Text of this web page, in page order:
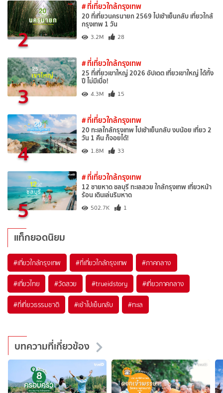
2
# ที่เที่ยวใกล้กรุงเทพ
20 ที่เที่ยวนครนายก 2569 ไปเช้าเย็นกลับ เที่ยวใกล้
กรุงเทพ 1 วัน
3.2M 28
3
# ที่เที่ยวใกล้กรุงเทพ
25 ที่เที่ยวเขาใหญ่ 2026 อัปเดต เที่ยวเขาใหญ่ ได้ทั้ง
ปี ไม่มีเบื่อ!
4.3M 15
4
# ที่เที่ยวใกล้กรุงเทพ
20 ทะเลใกล้กรุงเทพ ไปเช้าเย็นกลับ งบน้อย เที่ยว 2
วัน 1 คืน ก็จอยได้!
1.8M 33
5
# ที่เที่ยวใกล้กรุงเทพ
12 ชายหาด ชลบุรี ทะเลสวย ใกล้กรุงเทพ เที่ยวหน้า
ร้อน เดินเล่นริมหาด
502.7K 1
แท็กยอดนิยม
#เที่ยวใกล้กรุงเทพ #ที่เที่ยวใกล้กรุงเทพ #ภาคกลาง
#เที่ยวไทย #วัดสวย #trueidstory #เที่ยวภาคกลาง
#ที่เที่ยวธรรมชาติ #เช้าไปเย็นกลับ #ทะเล
บทความที่เกี่ยวข้อง